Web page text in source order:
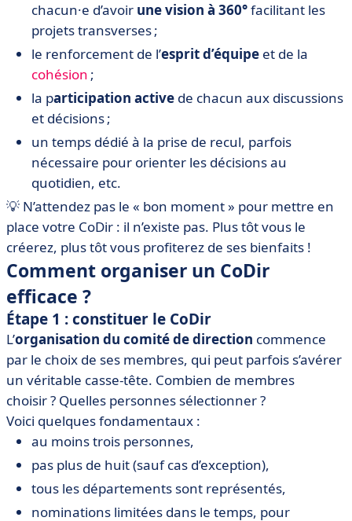
chacun·e d’avoir une vision à 360°facilitant les
projets transverses ;
le renforcement de l’esprit d’équipe et de la
cohésion ;
la participation active de chacun aux discussions
et décisions ;
un temps dédié à la prise de recul, parfois
nécessaire pour orienter les décisions au
quotidien, etc.
💡 N’attendez pas le « bon moment » pour mettre en
place votre CoDir : il n’existe pas. Plus tôt vous le
créerez, plus tôt vous profiterez de ses bienfaits !
Comment organiser un CoDir
efficace ?
Étape 1 : constituer le CoDir
L’organisation du comité de direction commence
par le choix de ses membres, qui peut parfois s’avérer
un véritable casse-tête. Combien de membres
choisir ? Quelles personnes sélectionner ?
Voici quelques fondamentaux :
au moins trois personnes,
pas plus de huit (sauf cas d’exception),
tous les départements sont représentés,
nominations limitées dans le temps, pour